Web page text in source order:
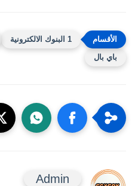
1 البنوك الالكترونية
باي بال
Admin